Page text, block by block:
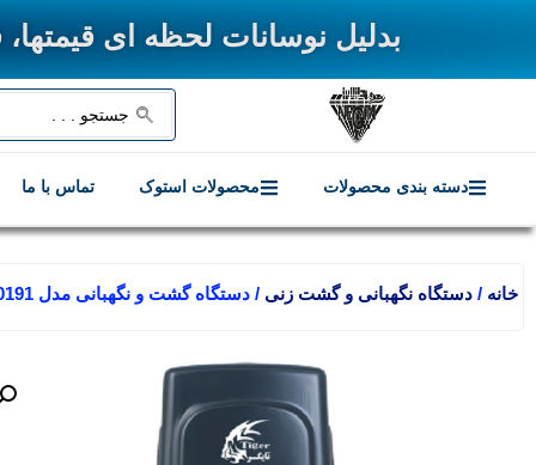
بدلیل نوسانات لحظه ای قیمتها، قیمت
دسته بندی محصولات محصولات استوک تماس با ما
خانه / دستگاه نگهبانی و گشت زنی / دستگاه گشت و نگهبانی مدل T-60191